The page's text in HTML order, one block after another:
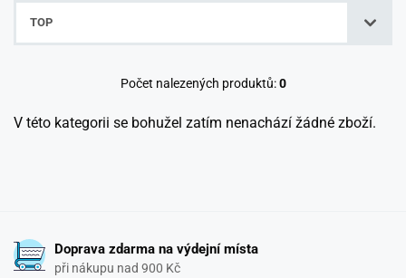
TOP
Počet nalezených produktů:0
V této kategorii se bohužel zatím nenachází žádné zboží.
Doprava zdarma na výdejní místa
při nákupu nad 900 Kč